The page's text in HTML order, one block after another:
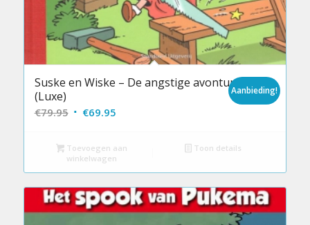
Suske en Wiske – De angstige avonturen
(Luxe)
€79.95 Oorspronkelijke
was:
€79.95.
€69.95Huidige
is:
€69.95.
Aanbieding!
Toevoegen aan
winkelwagen
Toon details